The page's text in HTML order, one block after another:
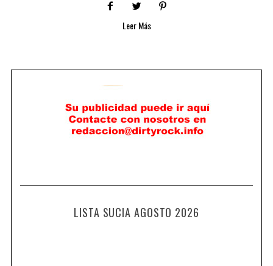
Leer Más
LISTA SUCIA AGOSTO 2026